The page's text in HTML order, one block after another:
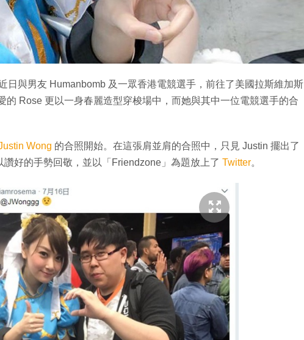
日與男友 Humanbomb 及一眾香港電競選手，前往了美國拉斯維加斯
的 Rose 更以一身春麗造型穿梭場中，而她與其中一位電競選手的合
Wong 的合照開始。在這張肩並肩的合照中，只見 Justin 擺出了
好的手勢回敬，並以「Friendzone」為題放上了 Twitter。